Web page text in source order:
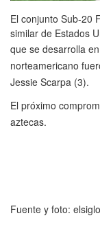
El conjunto Sub-20
similar de Estados
que se desarrolla
norteamericano
Jessie Scarpa (3).
El próximo
aztecas.
Fuente y foto: